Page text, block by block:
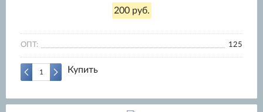
200 руб.
ОПТ: 125
Купить